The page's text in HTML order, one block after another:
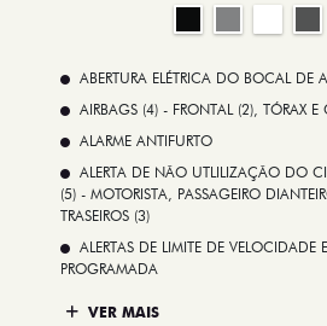
ABERTURA ELÉTRICA DO BOCAL DE
AIRBAGS (4) - FRONTAL (2), TÓRAX E
ALARME ANTIFURTO
ALERTA DE NÃO UTLILIZAÇÃO DO
(5) - MOTORISTA, PASSAGEIRO
TRASEIROS (3)
ALERTAS DE LIMITE DE
PROGRAMADA
VER MAIS